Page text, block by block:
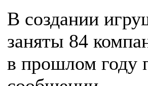
В создании
заняты 84
в прошлом году